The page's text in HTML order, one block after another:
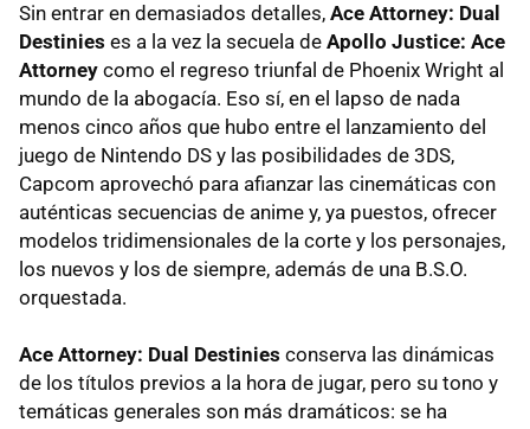
Sin entrar en demasiados detalles, Ace Attorney: Dual
Destinies es a la vez la secuela de Apollo Justice: Ace
Attorney como el regreso triunfal de Phoenix Wright al
mundo de la abogacía. Eso sí, en el lapso de nada
menos cinco años que hubo entre el lanzamiento del
juego de Nintendo DS y las posibilidades de 3DS,
Capcom aprovechó para afianzar las cinemáticas con
auténticas secuencias de anime y, ya puestos, ofrecer
modelos tridimensionales de la corte y los personajes,
los nuevos y los de siempre, además de una B.S.O.
orquestada.
Ace Attorney: Dual Destinies conserva las dinámicas
de los títulos previos a la hora de jugar, pero su tono y
temáticas generales son más dramáticos: se ha